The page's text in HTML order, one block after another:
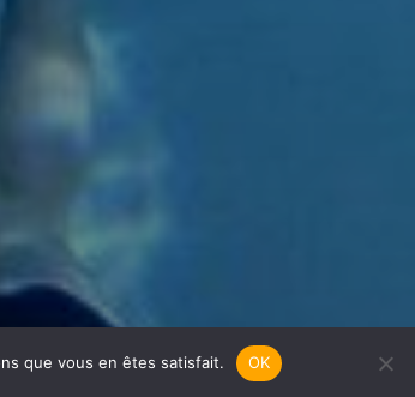
que vous en êtes satisfait. OK